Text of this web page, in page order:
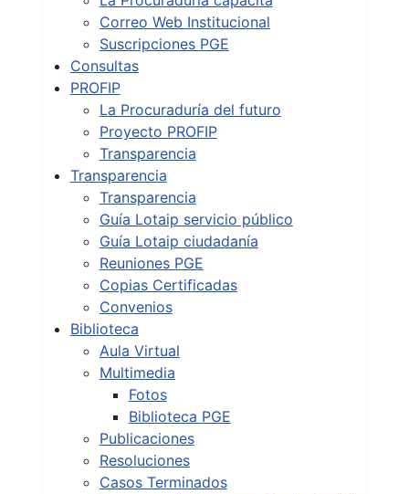
Correo Web Institucional
Suscripciones PGE
Consultas
PROFIP
La Procuraduría del futuro
Proyecto PROFIP
Transparencia
Transparencia
Transparencia
Guía Lotaip servicio público
Guía Lotaip ciudadanía
Reuniones PGE
Copias Certificadas
Convenios
Biblioteca
Aula Virtual
Multimedia
Fotos
Biblioteca PGE
Publicaciones
Resoluciones
Casos Terminados